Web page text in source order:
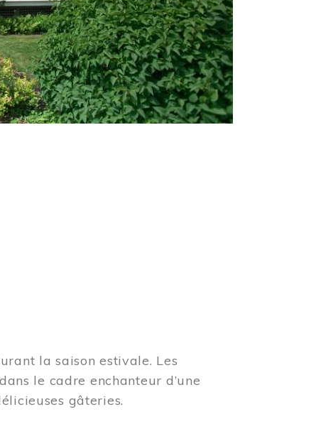
la saison estivale. Les
le cadre enchanteur d’une
gâteries.